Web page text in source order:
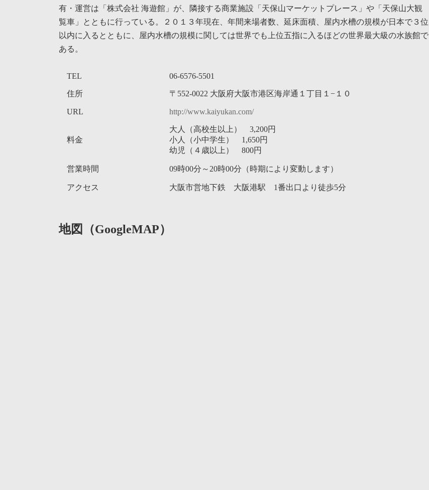
有・運営は「株式会社 海遊館」が、隣接する商業施設「天保山マーケットプレース」や「天保山大観
覧車」とともに行っている。２０１３年現在、年間来場者数、延床面積、屋内水槽の規模が日本で３位
以内に入るとともに、屋内水槽の規模に関しては世界でも上位五指に入るほどの世界最大級の水族館で
ある。
TEL 06-6576-5501
住所 〒552-0022 大阪府大阪市港区海岸通１丁目１−１０
URL http://www.kaiyukan.com/
料金
大人（高校生以上） 3,200円
小人（小中学生） 1,650円
幼児（４歳以上） 800円
営業時間 09時00分～20時00分（時期により変動します）
アクセス 大阪市営地下鉄 大阪港駅 1番出口より徒歩5分
地図（GoogleMAP）